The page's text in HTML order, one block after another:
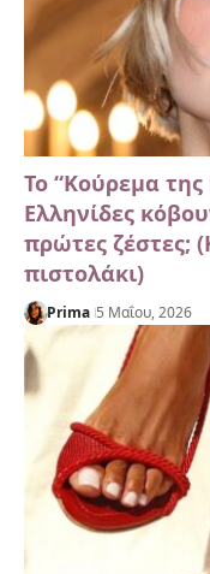
Το “Κούρεμα της
Ελληνίδες
πρώτες ζέστες;
πιστολάκι)
Prima 5 Μαΐου, 2026